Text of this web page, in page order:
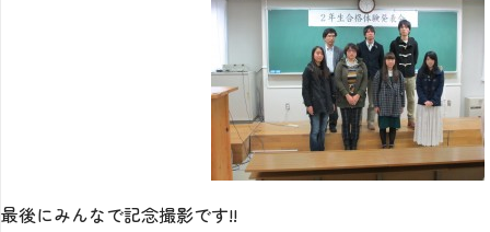
最後にみんなで記念撮影です!!